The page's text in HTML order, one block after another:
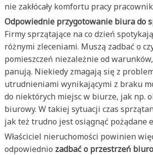
nie zakłócały komfortu pracy
Odpowiednie przygotowanie biura do
Firmy sprzątające na co dzień
różnymi zleceniami. Muszą zadbać o
pomieszczeń niezależnie od
panują. Niekiedy zmagają się z
utrudnieniami wynikającymi z braku
do niektórych miejsc w biurze, jak np.
biurowy. W takiej sytuacji czas
jak też trudno jest osiągnąć pożądane
Właściciel nieruchomości powinien
odpowiednio zadbać o przestrzeń